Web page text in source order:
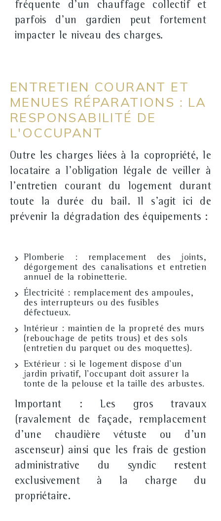
fréquente d'un chauffage collectif et
parfois d'un gardien
peut fortement
impacter le niveau des charges.
ENTRETIEN COURANT ET
MENUES RÉPARATIONS : LA
RESPONSABILITÉ DE
L'OCCUPANT
Outre les charges liées à la copropriété, le
locataire a l'obligation légale de veiller à
l'entretien courant du logement durant
toute la durée du bail. Il s'agit ici de
prévenir la dégradation des équipements :
Plomberie : remplacement des joints,
dégorgement des canalisations et entretien
annuel de la robinetterie.
Électricité : remplacement des ampoules,
des interrupteurs ou des fusibles
défectueux.
Intérieur : maintien de la propreté des murs
(rebouchage de petits trous) et des sols
(entretien du parquet ou des moquettes).
Extérieur : si le logement dispose d'un
jardin privatif, l'occupant doit assurer la
tonte de la pelouse et la taille des arbustes.
Important : Les gros travaux
(ravalement de façade, remplacement
d'une chaudière vétuste ou d'un
ascenseur) ainsi que les frais de gestion
administrative du syndic restent
exclusivement à la charge du
propriétaire.